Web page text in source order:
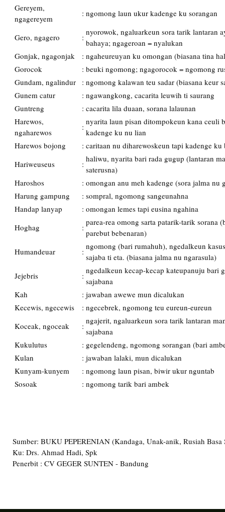
Gereyem,
ngagereyem
: ngomong laun ukur kadenge ku sorangan
Gero, ngagero :
nyorowok, ngaluarkeun sora tarik lantaran
bahaya; ngageroan = nyalukan
Gonjak, ngagonjak
: ngaheureuyan ku omongan (biasana tina
Gorocok
: beuki ngomong; ngagorocok = ngomong
Gundam, ngalindur
: ngomong kalawan teu sadar (biasana keur
Gunem catur
: ngawangkong, cacarita leuwih ti saurang
Guntreng
: cacarita lila duaan, sorana lalaunan
Harewos,
ngaharewos
:
nyarita laun pisan ditompokeun kana ceuli
kadenge ku nu lian
Harewos bojong
: caritaan nu diharewoskeun tapi kadenge ku
Hariweuseus
:
haliwu, nyarita bari rada gugup (lantaran
saterusna)
Haroshos
: omongan anu meh kadenge (sora jalma nu
Harung gampung
: sompral, ngomong sangeunahna
Handap lanyap
: omongan lemes tapi eusina ngahina
Hoghag
:
parea-rea omong sarta patarik-tarik sorana
parebut bebenaran)
Humandeuar
:
ngomong (bari rumahuh), ngedalkeun
sajaba ti eta. (biasana jalma nu ngarasula)
Jejebris
:
ngedalkeun kecap-kecap kateupanuju bari
sajabana
Kah
: jawaban awewe mun dicalukan
Kecewis, ngecewis
: ngecebrek, ngomong teu eureun-eureun
Koceak, ngoceak
:
ngajerit, ngaluarkeun sora tarik lantaran
sajabana
Kukulutus
: gegelendeng, ngomong sorangan (bari
Kulan
: jawaban lalaki, mun dicalukan
Kunyam-kunyem
: ngomong laun pisan, biwir ukur nguntab
Sosoak
: ngomong tarik bari ambek
Sumber: BUKU PEPERENIAN (Kandaga, Unak-anik, Rusiah Basa
Ku: Drs. Ahmad Hadi, Spk
Penerbit : CV GEGER SUNTEN - Bandung